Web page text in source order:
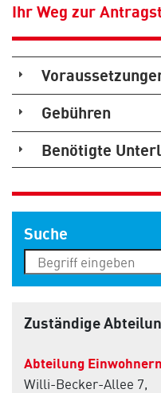
Ihr Weg zur
Gebühren
Benötigte
Suche
Zuständige
Abteilung
Willi-Becker-Allee 7,